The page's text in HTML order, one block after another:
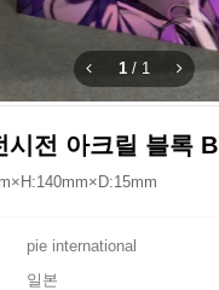
1 / 1
전 아크릴 블록 B
pie international
일본